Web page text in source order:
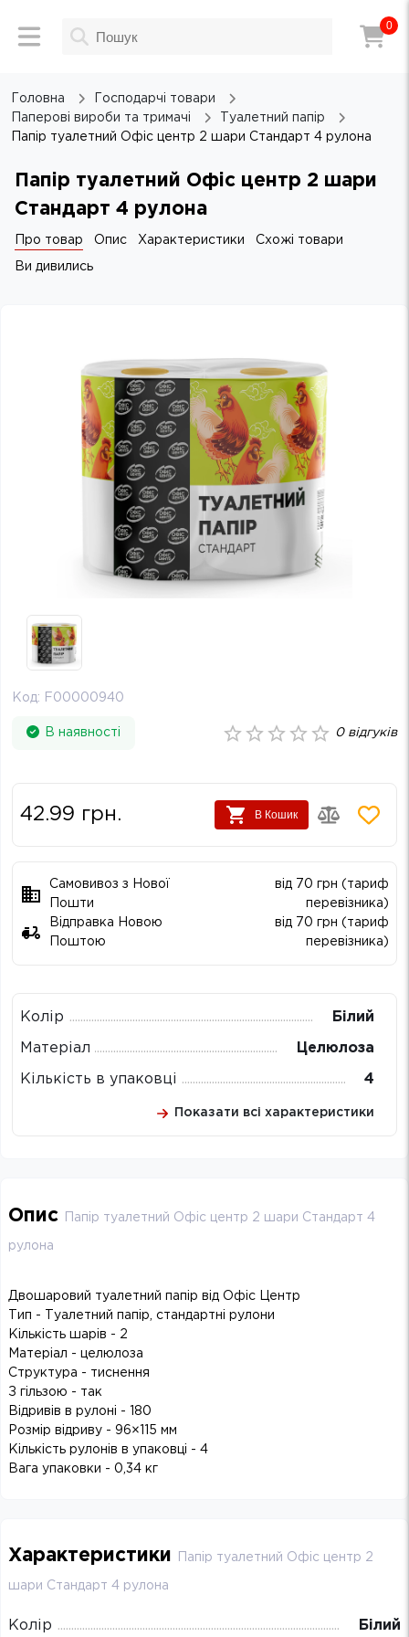
0
Головна
Господарчі товари
Паперові вироби та тримачі
Туалетний папір
Папір туалетний Офіс центр 2 шари Стандарт 4 рулона
Папір туалетний Офіс центр 2 шари
Стандарт 4 рулона
Про товар Опис Характеристики Схожі товари
Ви дивились
Код: F00000940
В наявності 0відгуків
42.99 грн. В Кошик
Самовивоз з Нової
Пошти
від 70 грн (тариф
перевізника)
Відправка Новою
Поштою
від 70 грн (тариф
перевізника)
Колір Білий
Матеріал Целюлоза
Кількість в упаковці 4
Показати всі характеристики
Опис Папір туалетний Офіс центр 2 шари Стандарт 4
рулона
Двошаровий туалетний папір від Офіс Центр
Тип - Туалетний папір, стандартні рулони
Кількість шарів - 2
Матеріал - целюлоза
Структура - тиснення
З гільзою - так
Відривів в рулоні - 180
Розмір відриву - 96×115 мм
Кількість рулонів в упаковці - 4
Вага упаковки - 0,34 кг
Характеристики Папір туалетний Офіс центр 2
шари Стандарт 4 рулона
Колір Білий